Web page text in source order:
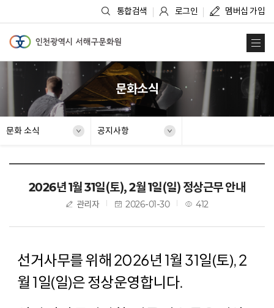
통합검색 로그인 멤버십 가입
문화소식
문화 소식 공지사항
2026년 1월 31일(토), 2월 1일(일) 정상근무 안내
관리자 2026-01-30 412
선거사무를 위해 2026년 1월 31일(토), 2
월 1일(일)은 정상운영합니다.